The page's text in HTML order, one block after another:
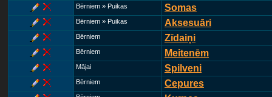
Bērniem » Puikas Somas
Bērniem » Puikas Aksesuāri
Bērniem Zīdaiņi
Bērniem Meitenēm
Mājai Spilveni
Bērniem Cepures